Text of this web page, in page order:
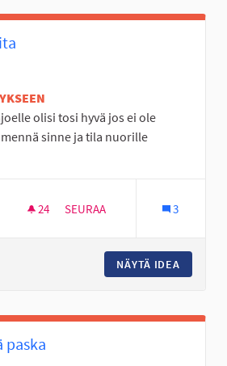
olisi tosi hyvä jos ei ole
sinne ja tila nuorille
mukaan: Itäinen Seinäjoki
24 24 SEURAAJAA
SEURAA 3
NÄYTÄ IDEA
paska